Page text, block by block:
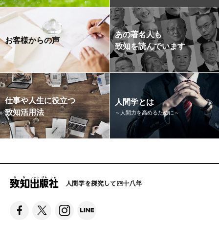
お客様からの声
あの著名人も
致知を読んでいます
仕事や人生に役立つ
致知活用法
人間学とは
～人間力を高めるために～
人間学を探究して四十八年